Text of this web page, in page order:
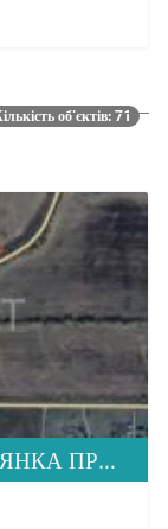
об'єктів: 71
ПРОДАЄТЬСЯ ЗЕМЕЛЬНА ДІЛЯНКА ПРИ ЦЕНТРАЛЬНІЙ МІЖНАРОДНІЙ ТРАСІ КИЇВ – ЧОП